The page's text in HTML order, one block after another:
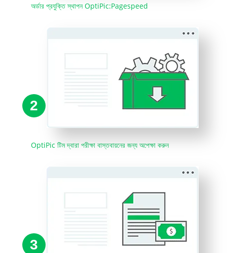
অর্ডার প্রযুক্তি স্থাপন OptiPic:Pagespeed
2
OptiPic টিম দ্বারা পরীক্ষা বাস্তবায়নের জন্য অপেক্ষা করুন
3